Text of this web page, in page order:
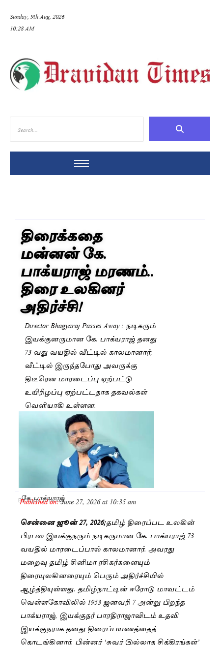
Sunday, 9th Aug, 2026
10:28 AM
திரைக்கதை
மன்னன் கே.
பாக்யராஜ் மரணம்..
திரை உலகினர்
அதிர்ச்சி!
Director Bhagyaraj Passes Away : நடிகரும்
இயக்குனருமான கே. பாக்யராஜ் தனது
73 வது வயதில் வீட்டில் காலமானார்;
வீட்டில் இருந்தபோது அவருக்கு
திடீரென மாரடைப்பு ஏற்பட்டு
உயிரிழப்பு ஏற்பட்டதாக தகவல்கள்
வெளியாகி உள்ளன.
கே. பாக்யராஜ்
By Jayakrishnan R
Published on:June 27, 2026 at 10:35 am
சென்னை ஜூன் 27, 2026;தமிழ் திரைப்பட உலகின்
பிரபல இயக்குநரும் நடிகருமான கே. பாக்யராஜ் 73
வயதில் மாரடைப்பால் காலமானார். அவரது
மறைவு தமிழ் சினிமா ரசிகர்களையும்
திரையுலகினரையும் பெரும் அதிர்ச்சியில்
ஆழ்த்தியுள்ளது. தமிழ்நாட்டின் ஈரோடு மாவட்டம்
வெள்ளகோவிலில் 1953 ஜனவரி 7 அன்று பிறந்த
பாக்யராஜ், இயக்குநர் பாரதிராஜாவிடம் உதவி
இயக்குநராக தனது திரைப்பயணத்தைத்
தொடங்கினார். பின்னர் ‘சுவர் இல்லாத சித்திரங்கள்’